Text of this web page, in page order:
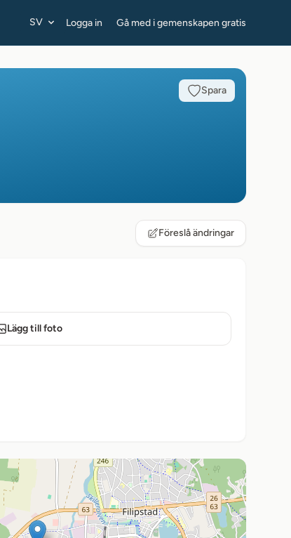
SV Logga in Gå med i gemenskapen gratis
Spara
Föreslå ändringar
Lägg till foto